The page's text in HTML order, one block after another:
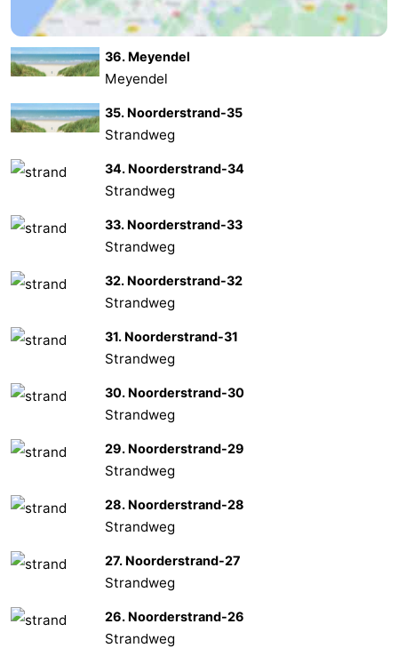
Hollands
Duin
Noordwijk
-
Katwijk
-
Den
-
Schouwen-
Duiveland
-
Brouwershaven
Bruinisse
-
Oosterschelde
Burgh
Haamstede
-
Natuur
van
Weer
36. Meyendel
Meyendel
35. Noorderstrand-35
Strandweg
34. Noorderstrand-34
Strandweg
33. Noorderstrand-33
Strandweg
32. Noorderstrand-32
Strandweg
31. Noorderstrand-31
Strandweg
30. Noorderstrand-30
Strandweg
29. Noorderstrand-29
Strandweg
28. Noorderstrand-28
Strandweg
27. Noorderstrand-27
Strandweg
26. Noorderstrand-26
Strandweg